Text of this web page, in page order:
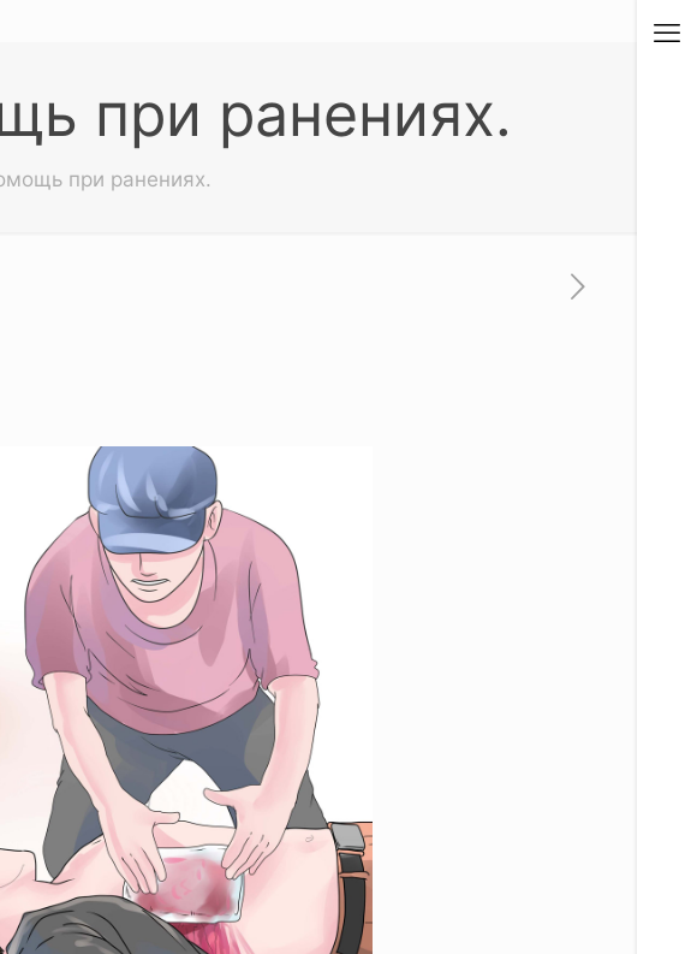
при ранениях.
при ранениях.